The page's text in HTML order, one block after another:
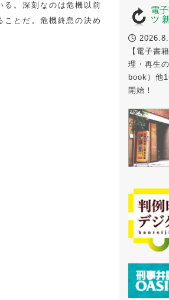
る。深刻なのは危機以前
とだ。危機終息の決め
電
ツ
【電子書
理・再生
book）他
開始！